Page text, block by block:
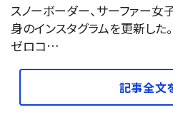
スノーボーダー、サーファー
身のインスタグラムを更新した
ゼロコ…
記事全文